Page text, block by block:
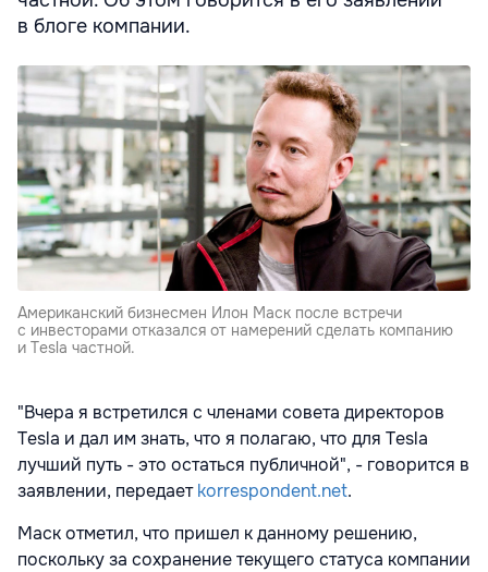
в блоге компании.
Американский бизнесмен Илон Маск после встречи
с инвесторами отказался от намерений сделать компанию
и Tesla частной.
"Вчера я встретился с членами совета директоров
Tesla и дал им знать, что я полагаю, что для Tesla
лучший путь - это остаться публичной", - говорится в
заявлении, передаетkorrespondent.net.
Маск отметил, что пришел к данному решению,
поскольку за сохранение текущего статуса компании